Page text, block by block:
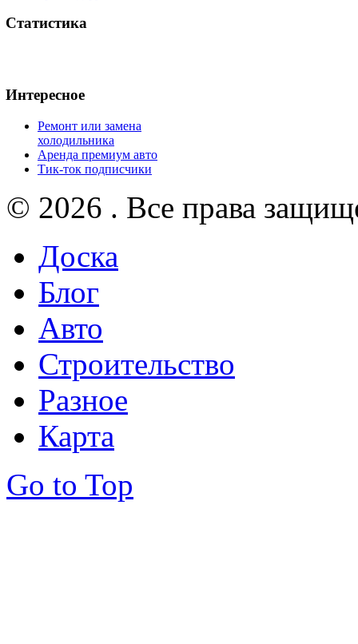
Статистика
Интересное
Ремонт или замена
холодильника
Аренда премиум авто
Тик-ток подписчики
© 2026 . Все права
Доска
Блог
Авто
Строительство
Разное
Карта
Go to Top